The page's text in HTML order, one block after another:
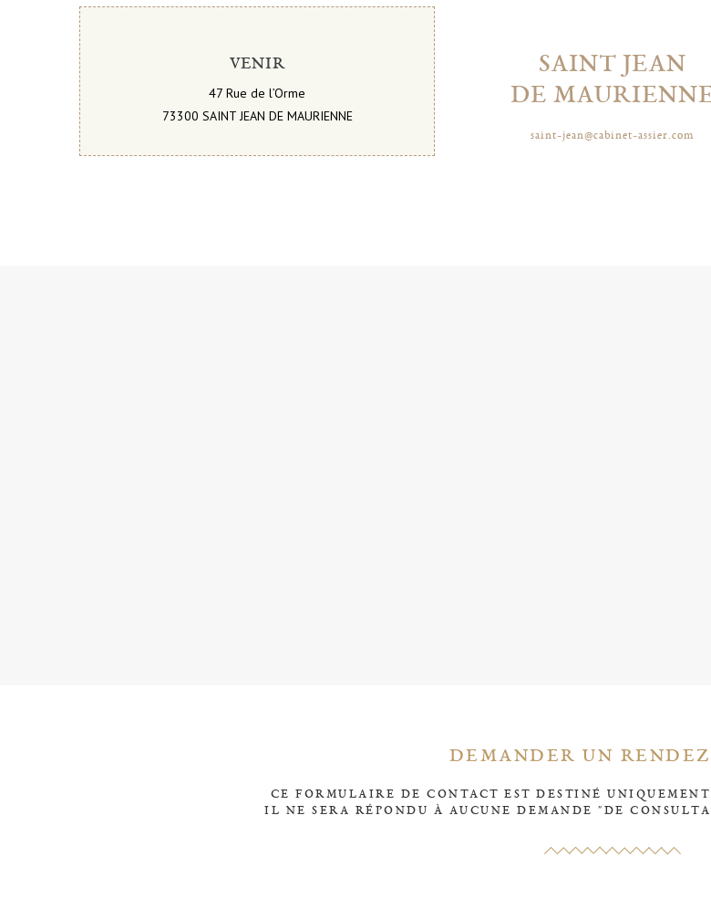
VENIR
47 Rue de l’Orme
73300 SAINT JEAN DE MAURIENNE
SAINT JEAN
DE
saint-jean@cabinet-assier.com
DEMANDER UN
CE FORMULAIRE DE CONTACT EST DESTINÉ
IL NE SERA RÉPONDU À AUCUNE DEMANDE "DE